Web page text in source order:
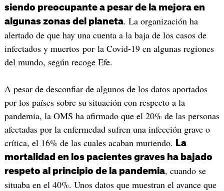
siendo preocupante a pesar de la mejora en
algunas zonas del planeta. La organización ha
alertado de que hay una cuenta a la baja de los casos de
infectados y muertos por la Covid-19 en algunas regiones
del mundo, según recoge Efe.
A pesar de desconfiar de algunos de los datos aportados
por los países sobre su situación con respecto a la
pandemia, la OMS ha afirmado que el 20% de las personas
afectadas por la enfermedad sufren una infección grave o
crítica, el 16% de las cuales acaban muriendo.
La
mortalidad en los pacientes graves ha bajado
respeto al principio de la pandemia, cuando se
situaba en el 40%. Unos datos que muestran el avance que